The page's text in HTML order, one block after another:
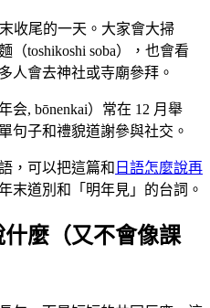
收尾的一天。大家會大掃
（toshikoshi soba），也會看
人會去神社或寺廟參拜。
会, bōnenkai）常在 12 月舉
句子和禮貌道謝參與社交。
，可以把這篇和 日語怎麼說再
末道別和「明年見」的台詞。
麼（又不會像課